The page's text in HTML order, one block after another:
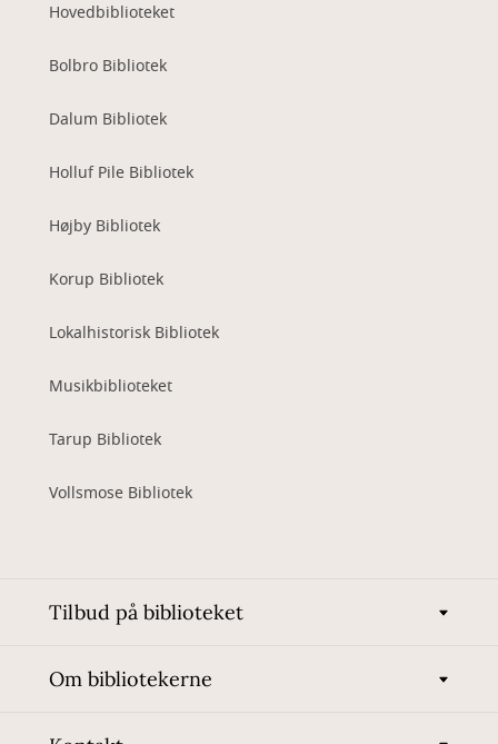
Hovedbiblioteket
Bolbro Bibliotek
Dalum Bibliotek
Holluf Pile Bibliotek
Højby Bibliotek
Korup Bibliotek
Lokalhistorisk Bibliotek
Musikbiblioteket
Tarup Bibliotek
Vollsmose Bibliotek
Tilbud på biblioteket
Om bibliotekerne